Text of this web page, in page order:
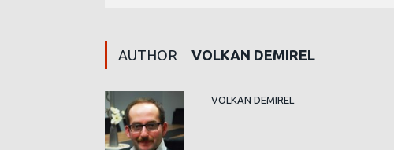
AUTHOR VOLKAN DEMIREL
VOLKAN DEMIREL